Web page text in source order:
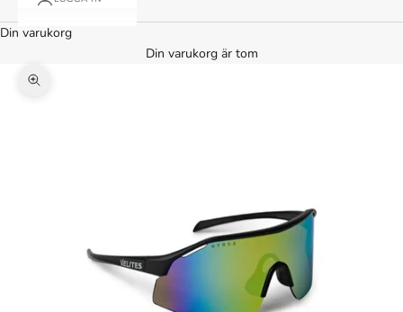
Din varukorg
Din varukorg är tom
Zooma